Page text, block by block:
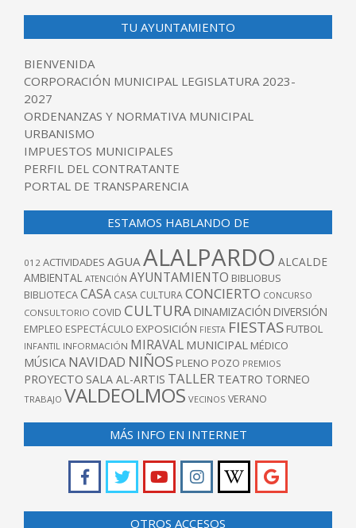
TU AYUNTAMIENTO
BIENVENIDA
CORPORACIÓN MUNICIPAL LEGISLATURA 2023-
2027
ORDENANZAS Y NORMATIVA MUNICIPAL
URBANISMO
IMPUESTOS MUNICIPALES
PERFIL DEL CONTRATANTE
PORTAL DE TRANSPARENCIA
ESTAMOS HABLANDO DE
012 ACTIVIDADES AGUAALALPARDO ALCALDE
AMBIENTAL ATENCIÓN AYUNTAMIENTO BIBLIOBUS
BIBLIOTECACASA CASA CULTURACONCIERTO CONCURSO
CONSULTORIO COVID CULTURA DINAMIZACIÓN DIVERSIÓN
EMPLEO ESPECTÁCULO EXPOSICIÓN FIESTA FIESTAS FUTBOL
INFANTIL INFORMACIÓN MIRAVAL MUNICIPAL MÉDICO
MÚSICA NAVIDAD NIÑOS PLENO POZO PREMIOS
PROYECTO SALA AL-ARTIS TALLER TEATRO TORNEO
TRABAJO VALDEOLMOS VECINOS VERANO
MÁS INFO EN INTERNET
OTROS ACCESOS